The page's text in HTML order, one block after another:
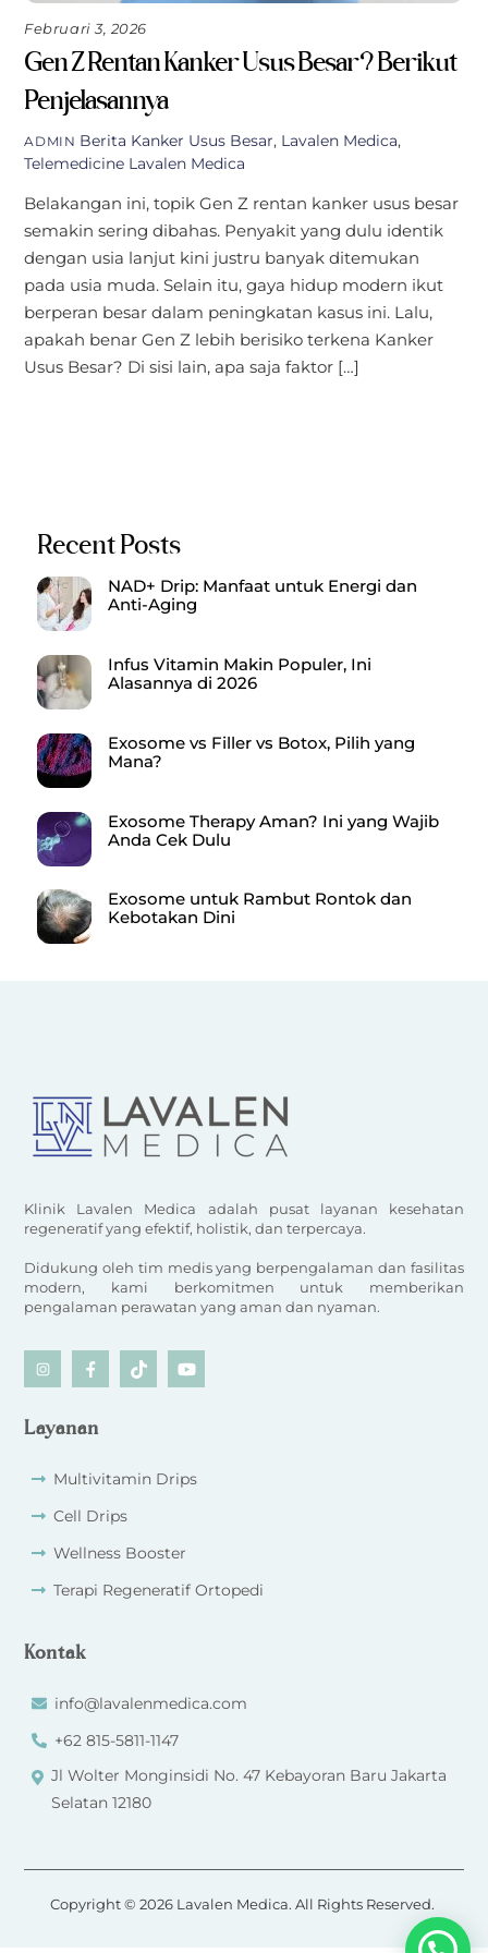
Februari 3, 2026
Gen Z Rentan Kanker Usus Besar? Berikut
Penjelasannya
ADMIN Berita Kanker Usus Besar, Lavalen Medica,
Telemedicine Lavalen Medica
Belakangan ini, topik Gen Z rentan kanker usus besar
semakin sering dibahas. Penyakit yang dulu identik
dengan usia lanjut kini justru banyak ditemukan
pada usia muda. Selain itu, gaya hidup modern ikut
berperan besar dalam peningkatan kasus ini. Lalu,
apakah benar Gen Z lebih berisiko terkena Kanker
Usus Besar? Di sisi lain, apa saja faktor […]
Recent Posts
NAD+ Drip: Manfaat untuk Energi dan
Anti-Aging
Infus Vitamin Makin Populer, Ini
Alasannya di 2026
Exosome vs Filler vs Botox, Pilih yang
Mana?
Exosome Therapy Aman? Ini yang Wajib
Anda Cek Dulu
Exosome untuk Rambut Rontok dan
Kebotakan Dini
Klinik Lavalen Medica adalah pusat layanan kesehatan
regeneratif yang efektif, holistik, dan terpercaya.
Didukung oleh tim medis yang berpengalaman dan fasilitas
modern, kami berkomitmen untuk memberikan
pengalaman perawatan yang aman dan nyaman.
Icon
Icon
Icon
Icon
Layanan
Multivitamin Drips
Cell Drips
Wellness Booster
Terapi Regeneratif Ortopedi
Kontak
info@lavalenmedica.com
+62 815-5811-1147
Jl Wolter Monginsidi No. 47 Kebayoran Baru Jakarta
Selatan 12180
Copyright © 2026 Lavalen Medica. All Rights Reserved.